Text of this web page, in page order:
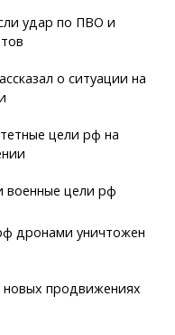
удар по ПВО и
о ситуации на
цели рф на
военные цели рф
дронами уничтожен
новых продвижениях